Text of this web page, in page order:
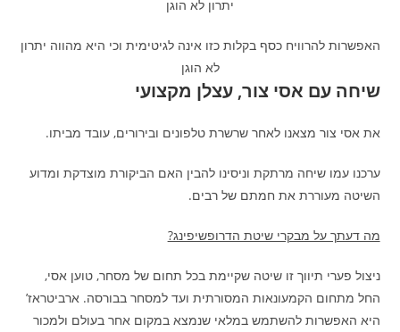
האפשרות להרוויח כסף בקלות כזו אינה לגיטימית וכי היא מהווה יתרון
לא הוגן
שיחה עם אסי צור, עצלן מקצועי
את אסי צור מצאנו לאחר שרשרת טלפונים ובירורים, עובד מביתו.
ערכנו עמו שיחה מרתקת וניסינו להבין האם הביקורת מוצדקת ומדוע
השיטה מעוררת את חמתם של רבים.
מה דעתך על מבקרי שיטת הדרופשיפינג?
ניצול פערי תיווך זו שיטה שקיימת בכל תחום של מסחר, טוען אסי,
החל מתחום הקמעונאות המסורתית ועד למסחר בבורסה. ארביטראז’
היא האפשרות להשתמש במלאי שנמצא במקום אחר בעולם ולמכור